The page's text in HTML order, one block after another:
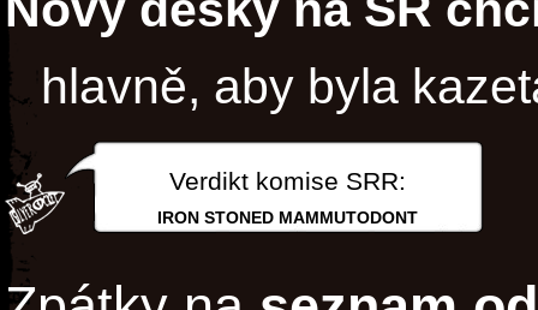
hlavně, aby byla
Verdikt komise SRR:
IRON STONED MAMMUTODONT